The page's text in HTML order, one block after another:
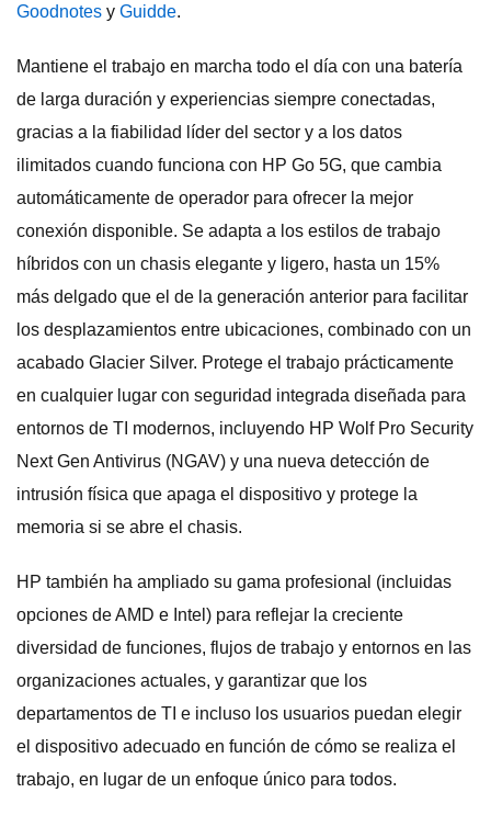
Goodnotes y Guidde.
Mantiene el trabajo en marcha todo el día con una batería
de larga duración y experiencias siempre conectadas,
gracias a la fiabilidad líder del sector y a los datos
ilimitados cuando funciona con HP Go 5G, que cambia
automáticamente de operador para ofrecer la mejor
conexión disponible. Se adapta a los estilos de trabajo
híbridos con un chasis elegante y ligero, hasta un 15%
más delgado que el de la generación anterior para facilitar
los desplazamientos entre ubicaciones, combinado con un
acabado Glacier Silver. Protege el trabajo prácticamente
en cualquier lugar con seguridad integrada diseñada para
entornos de TI modernos, incluyendo HP Wolf Pro Security
Next Gen Antivirus (NGAV) y una nueva detección de
intrusión física que apaga el dispositivo y protege la
memoria si se abre el chasis.
HP también ha ampliado su gama profesional (incluidas
opciones de AMD e Intel) para reflejar la creciente
diversidad de funciones, flujos de trabajo y entornos en las
organizaciones actuales, y garantizar que los
departamentos de TI e incluso los usuarios puedan elegir
el dispositivo adecuado en función de cómo se realiza el
trabajo, en lugar de un enfoque único para todos.